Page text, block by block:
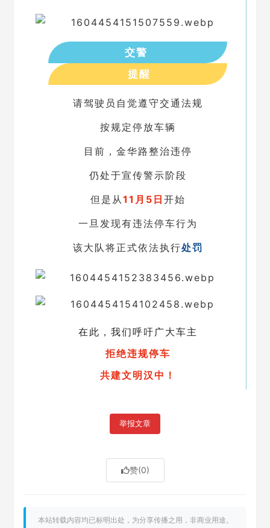
交警
提醒
请驾驶员自觉遵守交通法规
按规定停放车辆
目前，金华路整治违停
仍处于宣传警示阶段
但是从11月5日 开始
一旦发现有违法停车行为
该大队将正式依法执行处罚
在此，我们呼吁广大车主
拒绝违规停车
共建文明汉中！
举报文章
赞(0)
本站转载内容均已标明出处，为分享传播之用，非商业用途。